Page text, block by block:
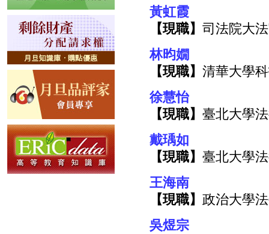
黃虹霞
【現職】 司法院大
林昀嫺
【現職】 清華大學
徐慧怡
【現職】 臺北大學
戴瑀如
【現職】 臺北大學
王海南
【現職】 政治大學
吳煜宗